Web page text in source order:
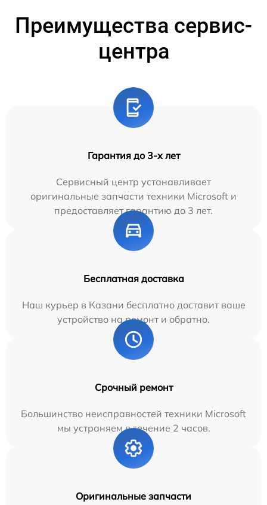
Преимущества сервис-
центра
Гарантия до 3-х лет
Сервисный центр устанавливает
оригинальные запчасти техники Microsoft и
предоставляет гарантию до 3 лет.
Бесплатная доставка
Наш курьер в Казани бесплатно доставит ваше
устройство на ремонт и обратно.
Срочный ремонт
Большинство неисправностей техники Microsoft
мы устраняем в течение 2 часов.
Оригинальные запчасти